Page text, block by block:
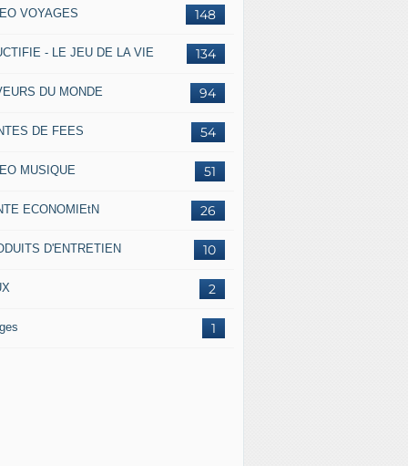
148
VOYAGES
134
- LE JEU DE LA VIE
94
DU MONDE
54
DE FEES
51
MUSIQUE
26
ECONOMIEtN
10
D'ENTRETIEN
2
1